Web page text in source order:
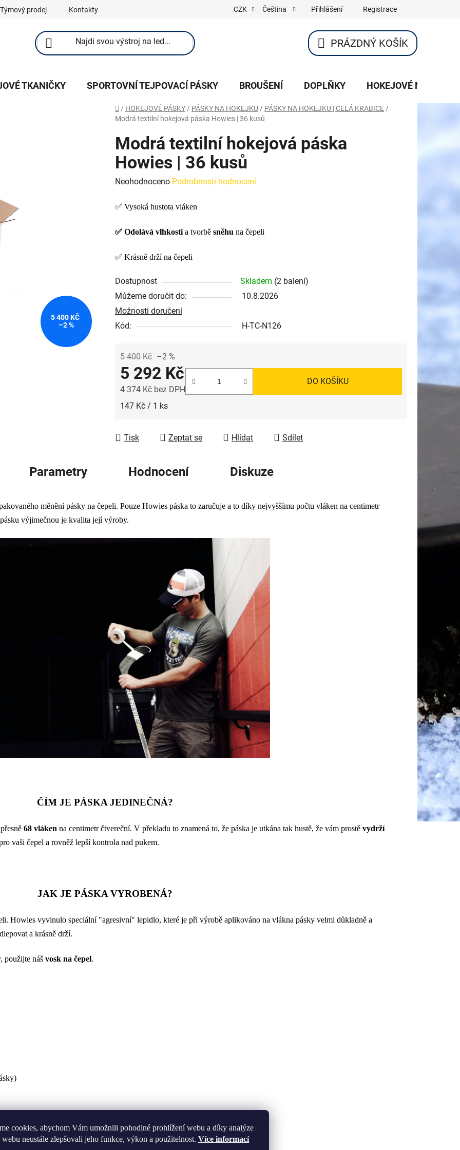
cookies, abychom Vám umožnili pohodlné prohlížení webu a díky analýze
neustále zlepšovali jeho funkce, výkon a použitelnost. Více informací
Týmový prodej Kontakty CZK Čeština Přihlášení Registrace
NÁKUPNÍ
KOŠÍK
PRÁZDNÝ KOŠÍK
TKANIČKY SPORTOVNÍ TEJPOVACÍ PÁSKY BROUŠENÍ DOPLŇKY HOKEJOVÉ NOŽE
Domů
/ HOKEJOVÉ PÁSKY / PÁSKY NA HOKEJKU / PÁSKY NA HOKEJKU | CELÁ KRABICE /
Modrá textilní hokejová páska Howies | 36 kusů
Modrá textilní hokejová páska
Howies | 36 kusů
Průměrné
produktu
0,0
hvězdiček.
Neohodnoceno Podrobnosti hodnocení
✅ Vysoká hustota vláken
✅ Odolává vlhkosti a tvorbě sněhu na čepeli
✅ Krásně drží na čepeli
Dostupnost Skladem (2 balení)
Můžeme doručit do:
10.8.2026
Možnosti doručení
Kód:
H-TC-N126
5 400 Kč –2 %
5 292 Kč
4 374 Kč bez DPH
Měrná cena:
147 Kč / 1 ks
DO KOŠÍKU
Tisk Zeptat se Hlídat Sdílet
5 400 KČ
–2 %
Parametry Hodnocení Diskuze
měnění pásky na čepeli. Pouze Howies páska to zaručuje a to díky nejvyššímu počtu vláken na centimetr
výjimečnou je kvalita její výroby.
ČÍM JE PÁSKA JEDINEČNÁ?
68 vláken na centimetr čtvereční. V překladu to znamená to, že páska je utkána tak hustě, že vám prostě vydrží
vaši čepel a rovněž lepší kontrola nad pukem.
JAK JE PÁSKA VYROBENÁ?
Howies vyvinulo speciální "agresivní" lepidlo, které je při výrobě aplikováno na vlákna pásky velmi důkladně a
a krásně drží.
použijte náš vosk na čepel.